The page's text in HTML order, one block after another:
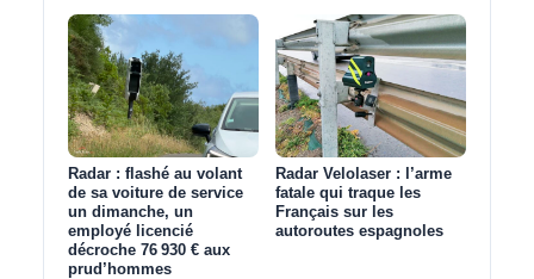
Radar : flashé au volant
de sa voiture de service
un dimanche, un
employé licencié
décroche 76 930 € aux
prud’hommes
Radar Velolaser : l’arme
fatale qui traque les
Français sur les
autoroutes espagnoles